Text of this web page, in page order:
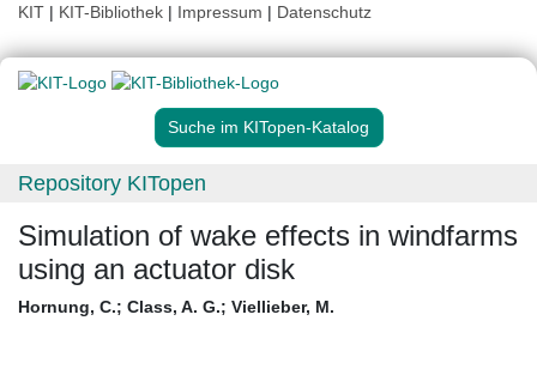
KIT | KIT-Bibliothek | Impressum | Datenschutz
Suche im KITopen-Katalog
Repository KITopen
Simulation of wake effects in windfarms
using an actuator disk
Hornung, C.; Class, A. G.; Viellieber, M.